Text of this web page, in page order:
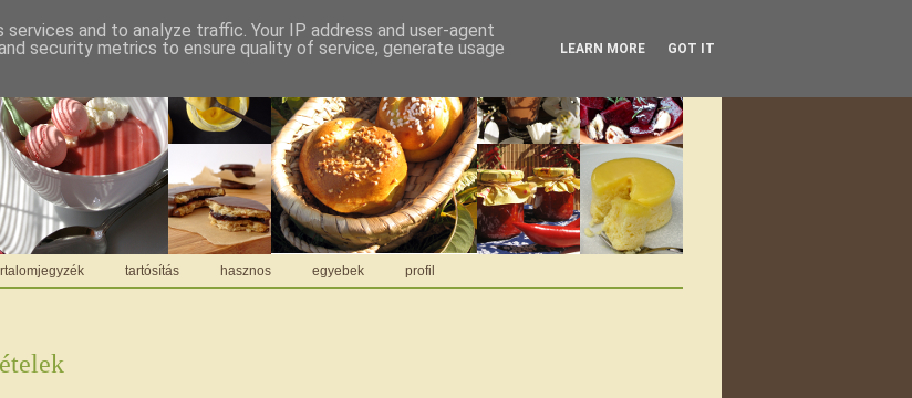
tartósítás hasznos egyebek profil
and to analyze traffic. Your IP address and user-agent
security metrics to ensure quality of service, generate usage
LEARN MORE GOT IT